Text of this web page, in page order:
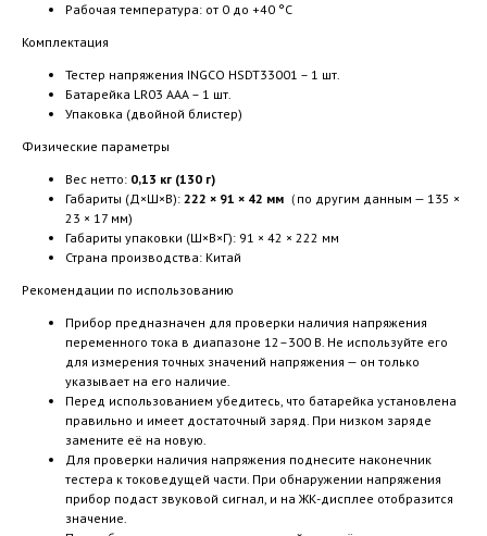
Рабочая температура: от 0 до +40 °C
Комплектация
Тестер напряжения INGCO HSDT33001 – 1 шт.
Батарейка LR03 AAA – 1 шт.
Упаковка (двойной блистер)
Физические параметры
Вес нетто: 0,13 кг (130 г)
Габариты (Д×Ш×В): 222 × 91 × 42 мм （по другим данным — 135 ×
23 × 17 мм)
Габариты упаковки (Ш×В×Г): 91 × 42 × 222 мм
Страна производства: Китай
Рекомендации по использованию
Прибор предназначен для проверки наличия напряжения
переменного тока в диапазоне 12–300 В. Не используйте его
для измерения точных значений напряжения — он только
указывает на его наличие.
Перед использованием убедитесь, что батарейка установлена
правильно и имеет достаточный заряд. При низком заряде
замените её на новую.
Для проверки наличия напряжения поднесите наконечник
тестера к токоведущей части. При обнаружении напряжения
прибор подаст звуковой сигнал, и на ЖК-дисплее отобразится
значение.